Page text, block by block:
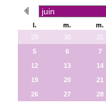
l. m. m.
29
30 31
5
6 7
12
13 14
19
20 21
26
27 28